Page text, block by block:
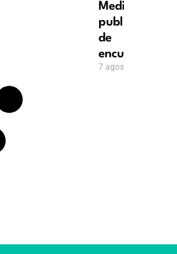
Media por
publicación
de
encuestas
7 agosto, 2026